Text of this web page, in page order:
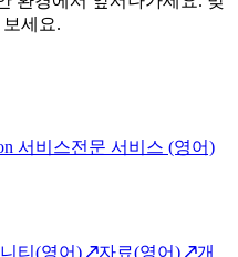
세요.
서비스전문 서비스 (영어)
티(영어) 자료(영어)
개